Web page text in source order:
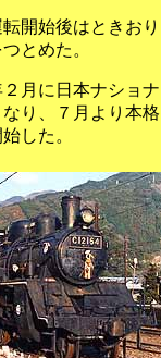
開始後はときおり
とめた。
月に日本ナショナ
り、７月より本格
した。